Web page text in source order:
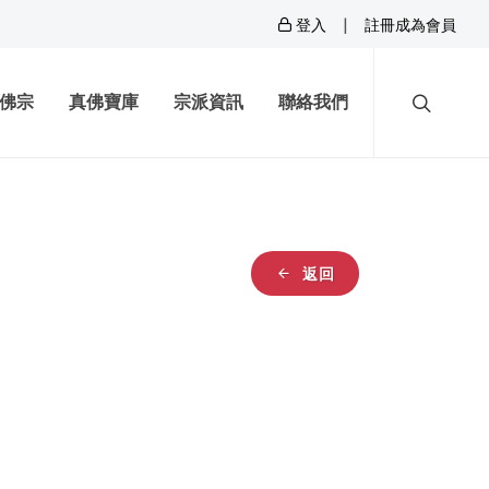
登入 | 註冊成為會員
宗 真佛寶庫 宗派資訊 聯絡我們
返回